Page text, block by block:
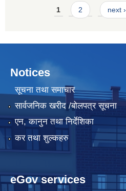
Pages1 2 next ›
Notices
सूचना तथा समाचार
सार्वजनिक खरीद /बोलपत्र सूचना
एन, कानुन तथा निर्देशिका
कर तथा शुल्कहरु
eGov services